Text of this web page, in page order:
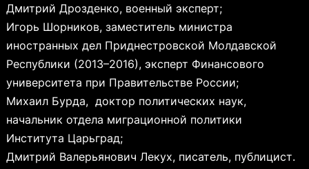
Дмитрий Дрозденко, военный эксперт;
Игорь Шорников, заместитель министра
иностранных дел Приднестровской Молдавской
Республики (2013–2016), эксперт Финансового
университета при Правительстве России;
Михаил Бурда, доктор политических наук,
начальник отдела миграционной политики
Института Царьград;
Дмитрий Валерьянович Лекух, писатель, публицист.